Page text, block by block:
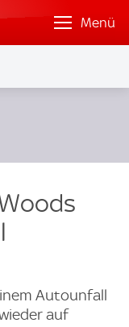
Menü
Autounfall
auf